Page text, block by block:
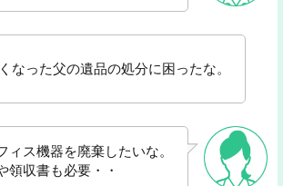
なった父の遺品の処分に困ったな。
ィス機器を廃棄したいな。
領収書も必要・・